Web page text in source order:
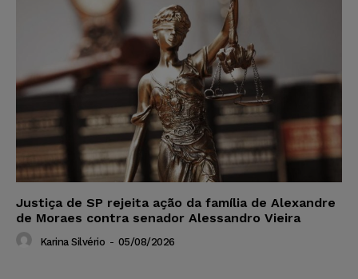
Justiça de SP rejeita ação da família de Alexandre
de Moraes contra senador Alessandro Vieira
Karina Silvério - 05/08/2026